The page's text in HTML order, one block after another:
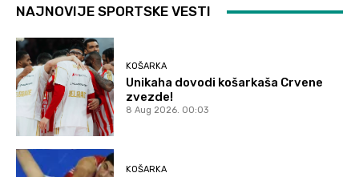
NAJNOVIJE SPORTSKE VESTI
KOŠARKA
Unikaha dovodi košarkaša Crvene
zvezde!
8 Aug 2026. 00:03
KOŠARKA